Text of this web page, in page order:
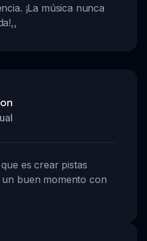
¡La música nunca
,,
es crear pistas
un buen momento con